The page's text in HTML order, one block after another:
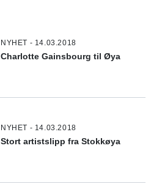
NYHET - 14.03.2018
Charlotte Gainsbourg til Øya
NYHET - 14.03.2018
Stort artistslipp fra Stokkøya